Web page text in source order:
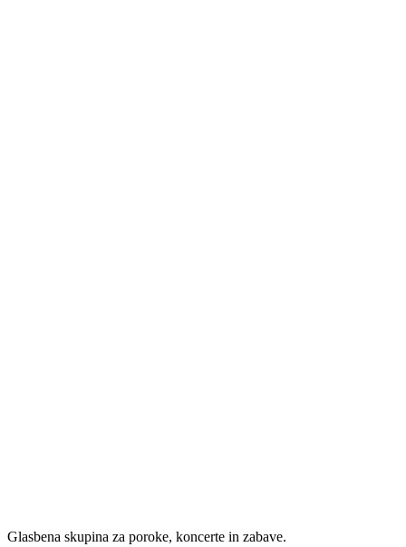
Glasbena skupina za poroke, koncerte in zabave.